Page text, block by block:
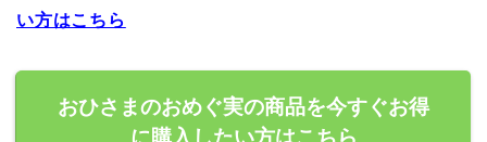
い方はこちら
おひさまのおめぐ実の商品を今すぐお得
に購入したい方はこちら